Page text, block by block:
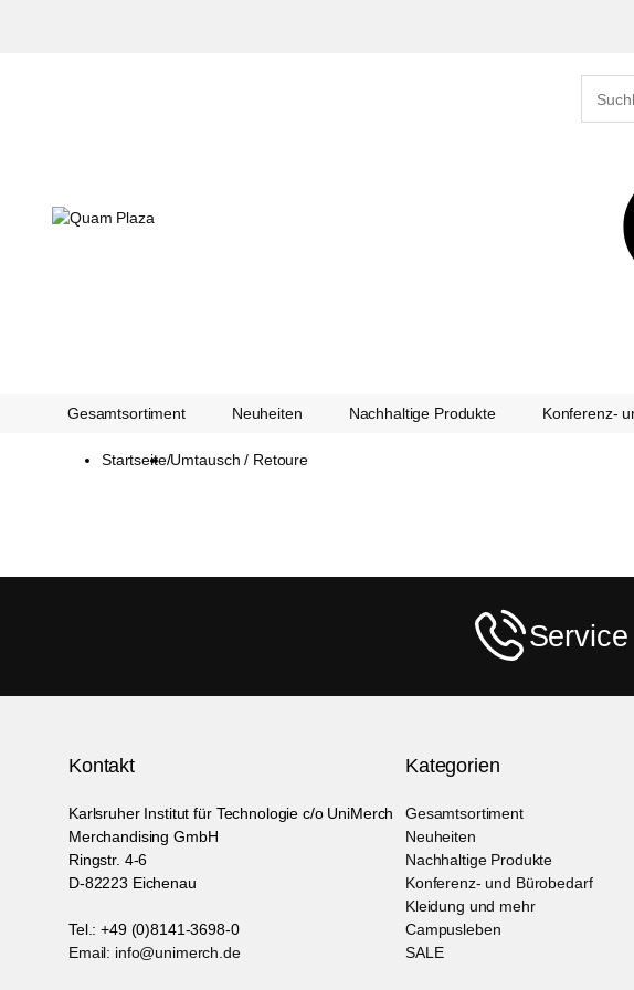
Gesamtsortiment Neuheiten Nachhaltige Produkte Konferenz-
Startseite/Umtausch / Retoure
Kontakt
Karlsruher Institut für Technologie c/o UniMerch
Merchandising GmbH
Ringstr. 4-6
D-82223 Eichenau
Tel.: +49 (0)8141-3698-0
Email: info@unimerch.de
Kategorien
Gesamtsortiment
Neuheiten
Nachhaltige Produkte
Konferenz- und Bürobedarf
Kleidung und mehr
Campusleben
SALE